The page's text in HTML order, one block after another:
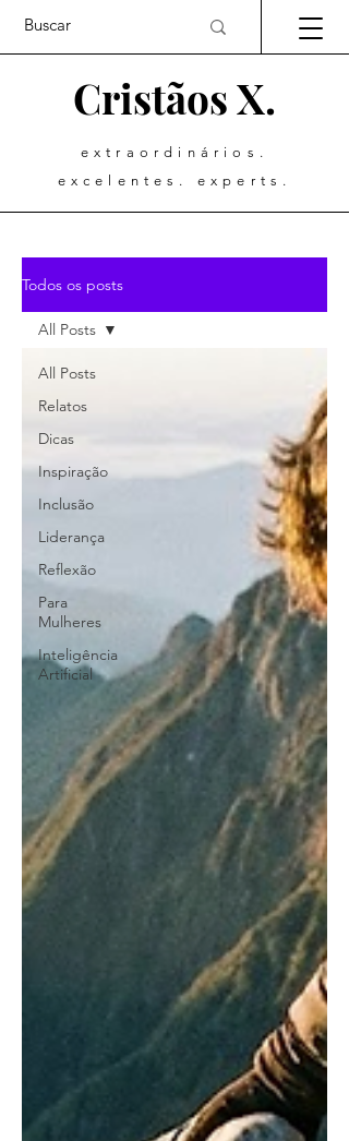
Cristãos X.
extraordinários.
excelentes. experts.
Todos os posts
All Posts
Relatos
Dicas
Inspiração
Inclusão
Liderança
Reflexão
Para
Mulheres
Inteligência
Artificial
All Posts